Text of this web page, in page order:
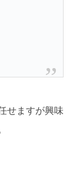
せますが興味